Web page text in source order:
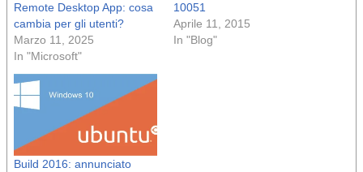
Remote Desktop App: cosa
cambia per gli utenti?
Marzo 11, 2025
In "Microsoft"
10051
Aprile 11, 2015
In "Blog"
Build 2016: annunciato